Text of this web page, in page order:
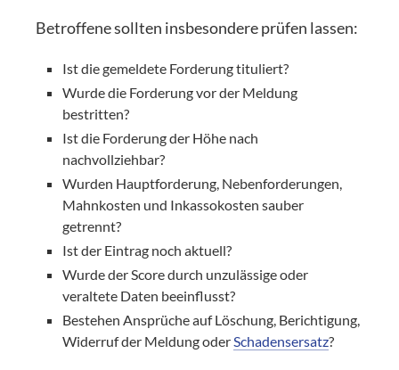
Betroffene sollten insbesondere prüfen lassen:
Ist die gemeldete Forderung tituliert?
Wurde die Forderung vor der Meldung
bestritten?
Ist die Forderung der Höhe nach
nachvollziehbar?
Wurden Hauptforderung, Nebenforderungen,
Mahnkosten und Inkassokosten sauber
getrennt?
Ist der Eintrag noch aktuell?
Wurde der Score durch unzulässige oder
veraltete Daten beeinflusst?
Bestehen Ansprüche auf Löschung, Berichtigung,
Widerruf der Meldung oder Schadensersatz?